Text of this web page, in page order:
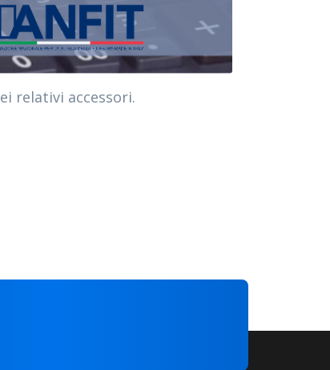
relativi accessori.